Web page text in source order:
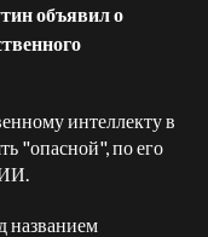
объявил о
интеллекту в
"опасной", по его
названием